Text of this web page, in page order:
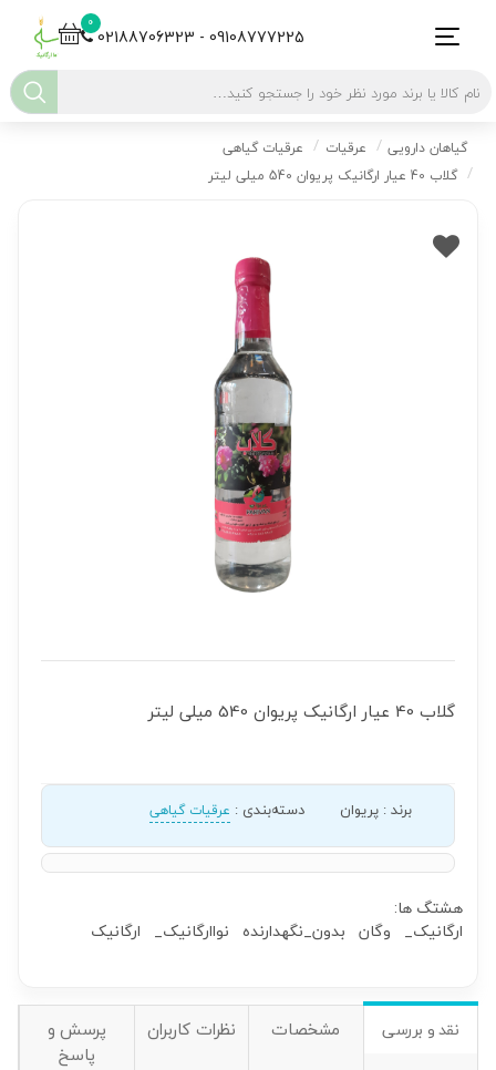
0
02188706323 - 09108777225
گیاهان دارویی عرقیات
عرقیات گیاهی
گلاب 40 عیار ارگانیک پریوان 540 میلی لیتر
گلاب 40 عیار ارگانیک پریوان 540 میلی لیتر
برند: پریوان دسته‌بندی : عرقیات گیاهی
هشتگ ها:
ارگانیک_ وگان بدون_نگهدارنده نواارگانیک_ ارگانیک
نقد و بررسی مشخصات نظرات کاربران
پرسش و
پاسخ